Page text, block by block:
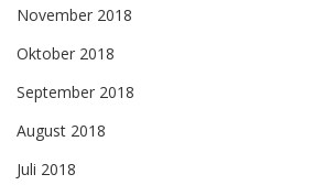
November 2018
Oktober 2018
September 2018
August 2018
Juli 2018